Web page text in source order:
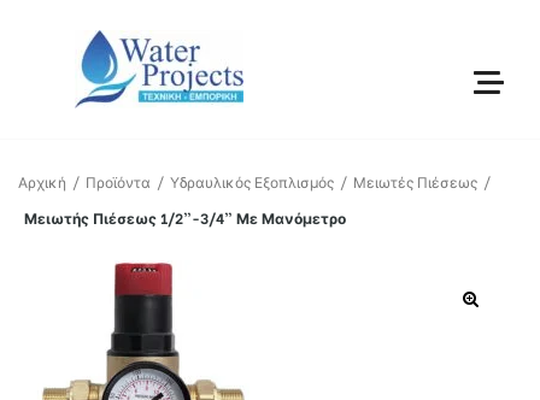
Αρχική / Προϊόντα / Υδραυλικός Εξοπλισμός / Μειωτές Πιέσεως /
Μειωτής Πιέσεως 1/2”-3/4” Με Μανόμετρο